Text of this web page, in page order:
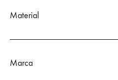
Material
Marca